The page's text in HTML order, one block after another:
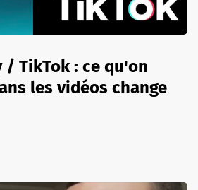
/ TikTok : ce qu'on
les vidéos change